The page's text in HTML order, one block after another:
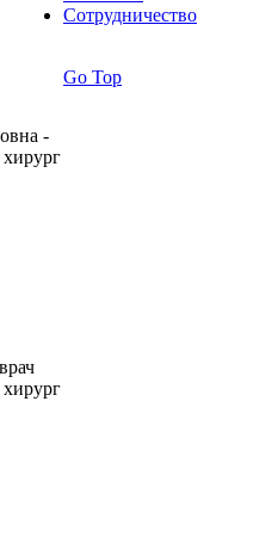
Сотрудничество
Go Top